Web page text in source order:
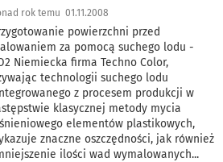
rok temu 01.11.2008
powierzchni przed
za pomocą suchego lodu -
Niemiecka firma Techno Color,
technologii suchego lodu
z procesem produkcji w
klasycznej metody mycia
elementów plastikowych,
znaczne oszczędności, jak również
ilości wad wymalowanych...